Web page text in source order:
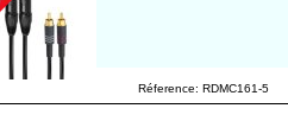
Réference: RDMC161-5